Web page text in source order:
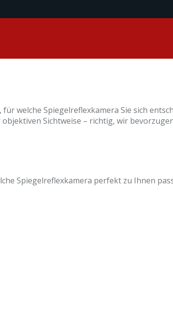
welche Spiegelreflexkamera Sie sich
Sichtweise – richtig, wir
Spiegelreflexkamera perfekt zu Ihnen